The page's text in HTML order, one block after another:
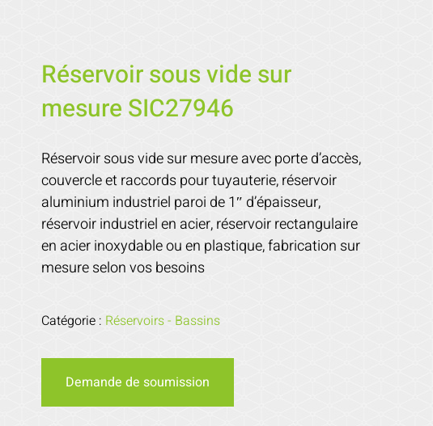
Réservoir sous vide sur
mesure SIC27946
Réservoir sous vide sur mesure avec porte d’accès,
couvercle et raccords pour tuyauterie, réservoir
aluminium industriel paroi de 1″ d’épaisseur,
réservoir industriel en acier, réservoir rectangulaire
en acier inoxydable ou en plastique, fabrication sur
mesure selon vos besoins
Catégorie : Réservoirs - Bassins
Demande de soumission